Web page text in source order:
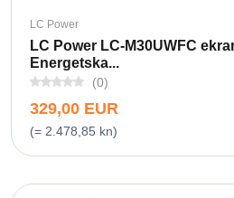
LC Power
LC Power LC-M30UWFC
Energetska...
(0)
329,00 EUR
(= 2.478,85 kn)